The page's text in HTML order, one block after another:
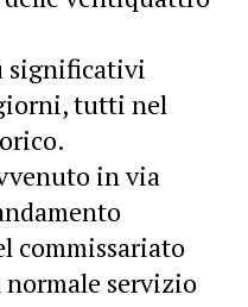
significativi
tutti nel
in via
commissariato
servizio